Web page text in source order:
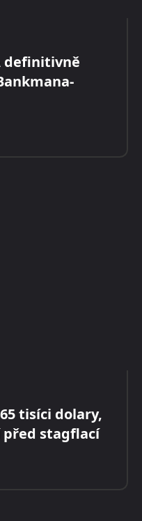
definitivně
tisíci dolary,
stagflací